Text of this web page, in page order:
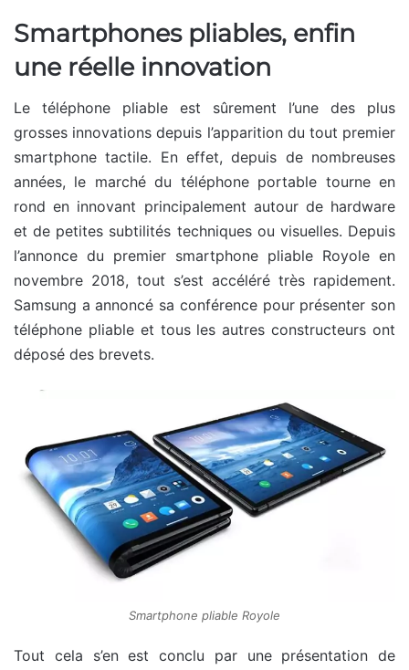
Smartphones pliables, enfin
une réelle innovation
Le téléphone pliable est sûrement l’une des plus
grosses innovations depuis l’apparition du tout premier
smartphone tactile. En effet, depuis de nombreuses
années, le marché du téléphone portable tourne en
rond en innovant principalement autour de hardware
et de petites subtilités techniques ou visuelles. Depuis
l’annonce du premier smartphone pliable Royole en
novembre 2018, tout s’est accéléré très rapidement.
Samsung a annoncé sa conférence pour présenter son
téléphone pliable et tous les autres constructeurs ont
déposé des brevets.
Smartphone pliable Royole
Tout cela s’en est conclu par une présentation de